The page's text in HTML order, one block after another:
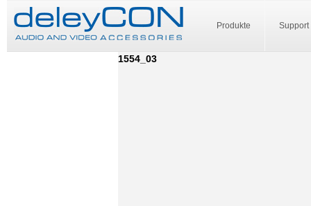
Produkte Support
1554_03